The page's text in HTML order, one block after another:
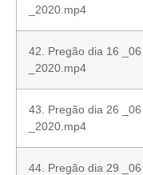
_2020.mp4
42. Pregão dia 16 _06
_2020.mp4
43. Pregão dia 26 _06
_2020.mp4
44. Pregão dia 29 _06